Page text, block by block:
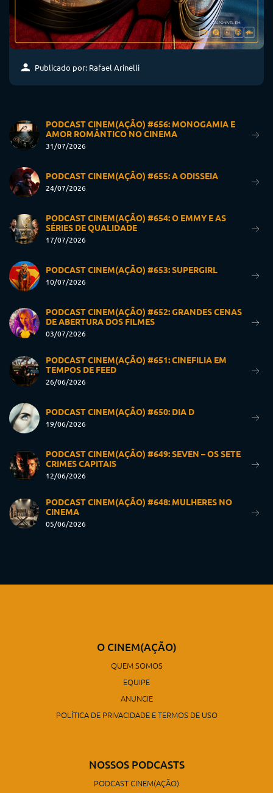
Publicado por: Rafael Arinelli
PODCAST CINEM(AÇÃO) #656: MONOGAMIA E
AMOR ROMÂNTICO NO CINEMA
31/07/2026
PODCAST CINEM(AÇÃO) #655: A ODISSEIA
24/07/2026
PODCAST CINEM(AÇÃO) #654: O EMMY E AS
SÉRIES DE QUALIDADE
17/07/2026
PODCAST CINEM(AÇÃO) #653: SUPERGIRL
10/07/2026
PODCAST CINEM(AÇÃO) #652: GRANDES CENAS
DE ABERTURA DOS FILMES
03/07/2026
PODCAST CINEM(AÇÃO) #651: CINEFILIA EM
TEMPOS DE FEED
26/06/2026
PODCAST CINEM(AÇÃO) #650: DIA D
19/06/2026
PODCAST CINEM(AÇÃO) #649: SEVEN – OS SETE
CRIMES CAPITAIS
12/06/2026
PODCAST CINEM(AÇÃO) #648: MULHERES NO
CINEMA
05/06/2026
O CINEM(AÇÃO)
QUEM SOMOS
EQUIPE
ANUNCIE
POLÍTICA DE PRIVACIDADE E TERMOS DE USO
NOSSOS PODCASTS
PODCAST CINEM(AÇÃO)